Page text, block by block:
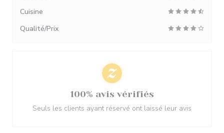
Cuisine
Qualité/Prix
100% avis vérifiés
Seuls les clients ayant réservé ont laissé leur avis